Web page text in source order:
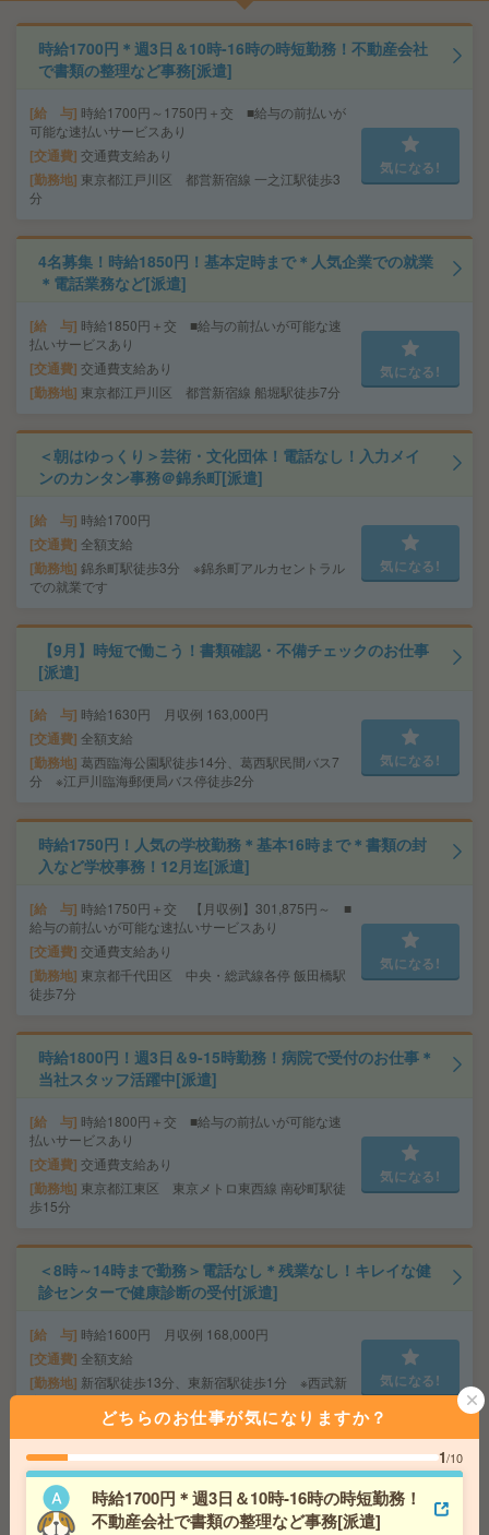
時給1700円＊週3日＆10時-16時の時短勤務！不動産会社
で書類の整理など事務[派遣]
給 与 時給1700円～1750円＋交 ■給与の前払いが
可能な速払いサービスあり
交通費 交通費支給あり
勤務地 東京都江戸川区 都営新宿線 一之江駅徒歩3
分
気になる!
4名募集！時給1850円！基本定時まで＊人気企業での就業
＊電話業務など[派遣]
給 与 時給1850円＋交 ■給与の前払いが可能な速
払いサービスあり
交通費 交通費支給あり
勤務地 東京都江戸川区 都営新宿線 船堀駅徒歩7分
気になる!
＜朝はゆっくり＞芸術・文化団体！電話なし！入力メイ
ンのカンタン事務＠錦糸町[派遣]
給 与 時給1700円
交通費 全額支給
勤務地 錦糸町駅徒歩3分 ※錦糸町アルカセントラル
での就業です
気になる!
【9月】時短で働こう！書類確認・不備チェックのお仕事
[派遣]
給 与 時給1630円 月収例 163,000円
交通費 全額支給
勤務地 葛西臨海公園駅徒歩14分、葛西駅民間バス7
分 ※江戸川臨海郵便局バス停徒歩2分
気になる!
時給1750円！人気の学校勤務＊基本16時まで＊書類の封
入など学校事務！12月迄[派遣]
給 与 時給1750円＋交 【月収例】301,875円～ ■
給与の前払いが可能な速払いサービスあり
交通費 交通費支給あり
勤務地 東京都千代田区 中央・総武線各停 飯田橋駅
徒歩7分
気になる!
時給1800円！週3日＆9-15時勤務！病院で受付のお仕事＊
当社スタッフ活躍中[派遣]
給 与 時給1800円＋交 ■給与の前払いが可能な速
払いサービスあり
交通費 交通費支給あり
勤務地 東京都江東区 東京メトロ東西線 南砂町駅徒
歩15分
気になる!
＜8時～14時まで勤務＞電話なし＊残業なし！キレイな健
診センターで健康診断の受付[派遣]
給 与 時給1600円 月収例 168,000円
交通費 全額支給
勤務地 新宿駅徒歩13分、東新宿駅徒歩1分 ※西武新
宿駅徒歩10分 駅からすぐ！
気になる!
時給2050円！ピタッと17時終業＊六本木ヒルズ森タワー
勤務＊2名の募集[派遣]
給 与 時給2050円＋交 【月収例】353,625円～ ■
どちらのお仕事が気になりますか？
1/10
時給1700円＊週3日＆10時-16時の時短勤務！
不動産会社で書類の整理など事務[派遣]